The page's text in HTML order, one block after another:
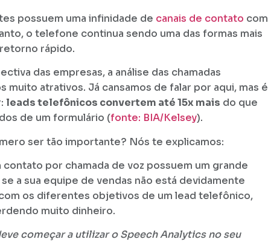
possuem uma infinidade de canais de contato com
o telefone continua sendo uma das formas mais
rápido.
das empresas, a análise das chamadas
muito atrativos. Já cansamos de falar por aqui, mas é
leads telefônicos convertem até 15x mais do que
de um formulário (fonte: BIA/Kelsey).
ser tão importante? Nós te explicamos:
contato por chamada de voz possuem um grande
a sua equipe de vendas não está devidamente
os diferentes objetivos de um lead telefônico,
muito dinheiro.
começar a utilizar o Speech Analytics no seu